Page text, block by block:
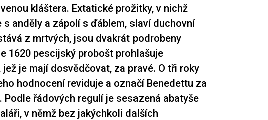
kláštera. Extatické prožitky, v nichž
anděly a zápolí s ďáblem, slaví duchovní
z mrtvých, jsou dvakrát podrobeny
1620 pescijský probošt prohlašuje
je mají dosvědčovat, za pravé. O tři roky
hodnocení reviduje a označí Benedettu za
řádových regulí je sesazená abatyše
v němž bez jakýchkoli dalších